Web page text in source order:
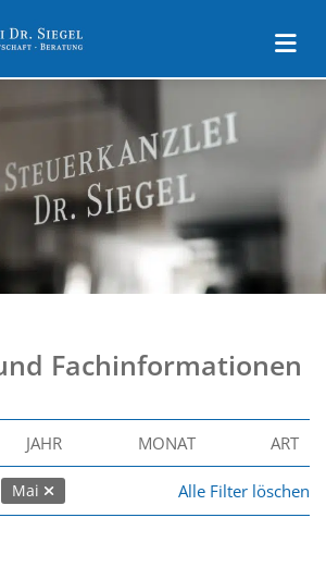
Fachinformationen
JAHR MONAT ART
Mai Alle Filter löschen